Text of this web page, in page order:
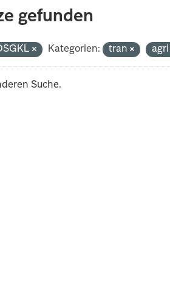
gefunden
Kategorien: tran
Suche.